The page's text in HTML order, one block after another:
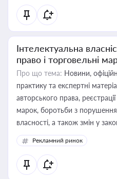
Інтелектуальна
право і торговельні
Про що тема: Новини,
практику та експертні
авторського права,
марок, боротьби з
власності, а також змін у
Рекламний ринок